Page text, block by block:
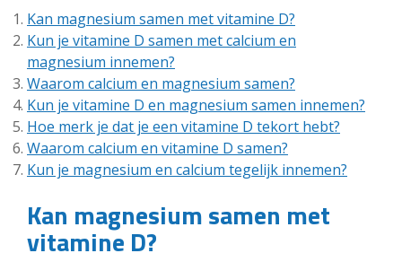
Kan magnesium samen met vitamine D?
Kun je vitamine D samen met calcium en
magnesium innemen?
Waarom calcium en magnesium samen?
Kun je vitamine D en magnesium samen innemen?
Hoe merk je dat je een vitamine D tekort hebt?
Waarom calcium en vitamine D samen?
Kun je magnesium en calcium tegelijk innemen?
Kan magnesium samen met
vitamine D?